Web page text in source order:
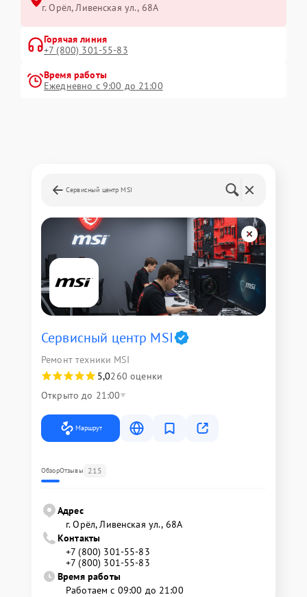
г. Орёл, Ливенская ул., 68А
Горячая линия
+7 (800) 301-55-83
Время работы
Ежедневно с 9:00 до 21:00
Сервисный центр MSI
Сервисный центр MSI
Ремонт техники MSI
5,0260 оценки
Открыто до 21:00
Маршрут
ОбзорОтзывы 215
Адрес
г. Орёл, Ливенская ул., 68А
Контакты
+7 (800) 301-55-83
+7 (800) 301-55-83
Время работы
Работаем с 09:00 до 21:00